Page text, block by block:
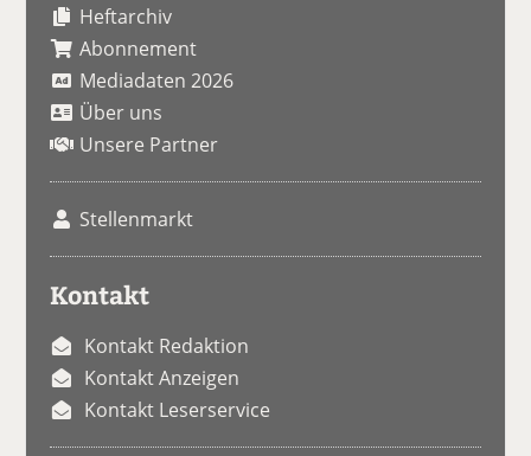
Heftarchiv
Abonnement
Mediadaten 2026
Über uns
Unsere Partner
Stellenmarkt
Kontakt
Kontakt Redaktion
Kontakt Anzeigen
Kontakt Leserservice